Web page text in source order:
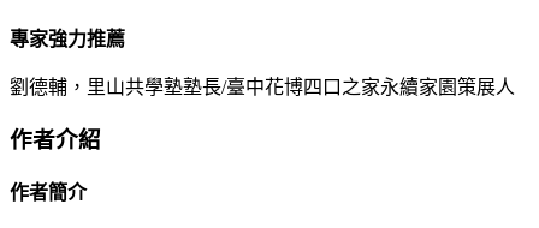
專家強力推薦
劉德輔，里山共學塾塾長/臺中花博四口之家永續家園策展人
作者介紹
作者簡介